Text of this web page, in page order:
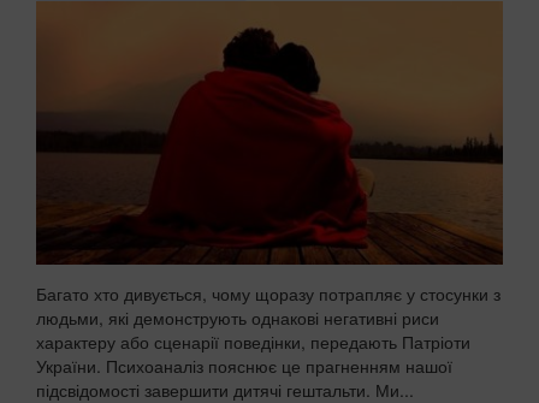
Багато хто дивується, чому щоразу потрапляє у стосунки з
людьми, які демонструють однакові негативні риси
характеру або сценарії поведінки, передають Патріоти
України. Психоаналіз пояснює це прагненням нашої
підсвідомості завершити дитячі гештальти. Ми...